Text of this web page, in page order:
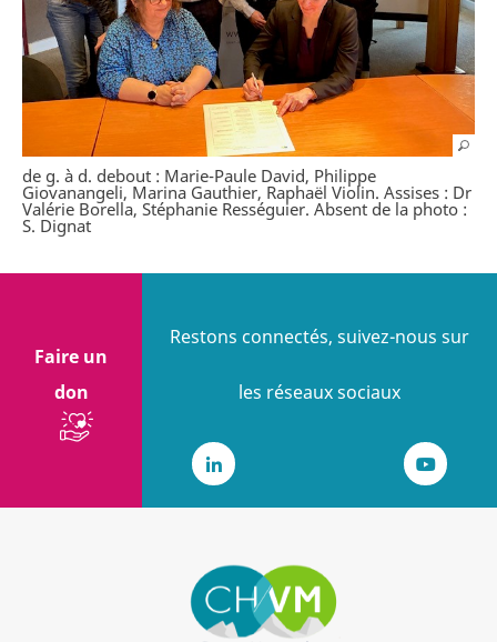
de g. à d. debout : Marie-Paule David, Philippe
Giovanangeli, Marina Gauthier, Raphaël Violin. Assises : Dr
Valérie Borella, Stéphanie Rességuier. Absent de la photo :
S. Dignat
Faire un
don
Restons connectés, suivez-nous sur
les réseaux sociaux
LinkedIn